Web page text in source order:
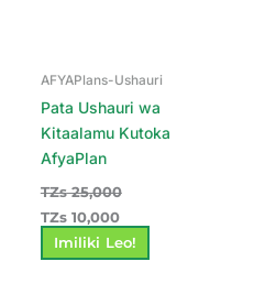
AFYAPlans-Ushauri
Pata Ushauri wa
Kitaalamu Kutoka
AfyaPlan
TZs25,000
TZs10,000
Imiliki Leo!